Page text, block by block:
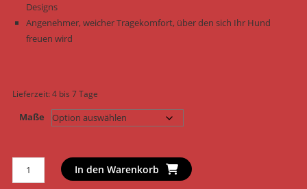
Designs
Angenehmer, weicher Tragekomfort, über den sich Ihr Hund
freuen wird
Lieferzeit:4 bis 7 Tage
Maße
Max
&
In den Warenkorb